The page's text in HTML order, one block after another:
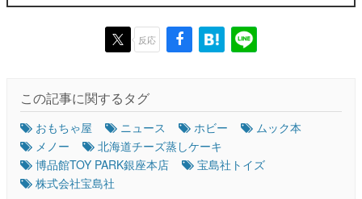
反応
この記事に関するタグ
おもちゃ屋 ニュース ホビー
ムック本
メノー
北海道チーズ蒸しケーキ
博品館TOY PARK銀座本店
宝島社トイズ
株式会社宝島社